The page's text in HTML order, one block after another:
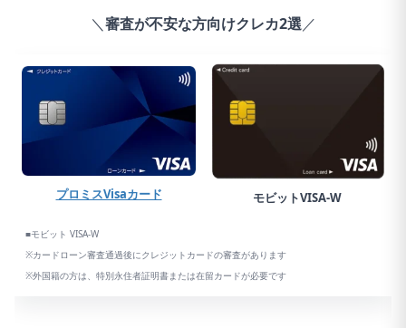
＼審査が不安な方向けクレカ2選／
プロミスVisaカード モビットVISA-W
■モビット VISA-W
※カードローン審査通過後にクレジットカードの審査があります
※外国籍の方は、特別永住者証明書または在留カードが必要です